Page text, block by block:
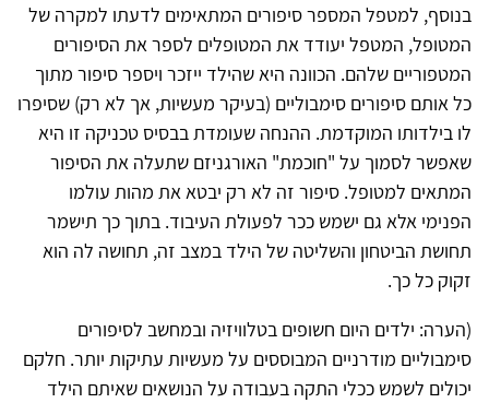
בנוסף, למטפל המספר סיפורים המתאימים לדעתו למקרה של
המטופל, המטפל יעודד את המטופלים לספר את הסיפורים
המטפוריים שלהם. הכוונה היא שהילד ייזכר ויספר סיפור מתוך
כל אותם סיפורים סימבוליים (בעיקר מעשיות, אך לא רק) שסיפרו
לו בילדותו המוקדמת. ההנחה שעומדת בבסיס טכניקה זו היא
שאפשר לסמוך על "חוכמת" האורגניזם שתעלה את הסיפור
המתאים למטופל. סיפור זה לא רק יבטא את מהות עולמו
הפנימי אלא גם ישמש ככר לפעולת העיבוד. בתוך כך תישמר
תחושת הביטחון והשליטה של הילד במצב זה, תחושה לה הוא
זקוק כל כך.
(הערה: ילדים היום חשופים בטלוויזיה ובמחשב לסיפורים
סימבוליים מודרניים המבוססים על מעשיות עתיקות יותר. חלקם
יכולים לשמש ככלי התקה בעבודה על הנושאים שאיתם הילד